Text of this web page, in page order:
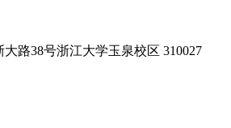
路38号浙江大学玉泉校区 310027